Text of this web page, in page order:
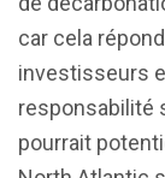
car cela
investisseurs
responsabilité
pourrait